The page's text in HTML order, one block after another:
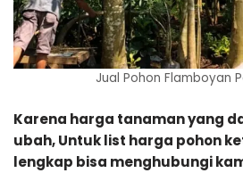
Jual Pohon Flamboyan
Karena harga tanaman yang
ubah, Untuk list harga pohon
lengkap bisa menghubungi